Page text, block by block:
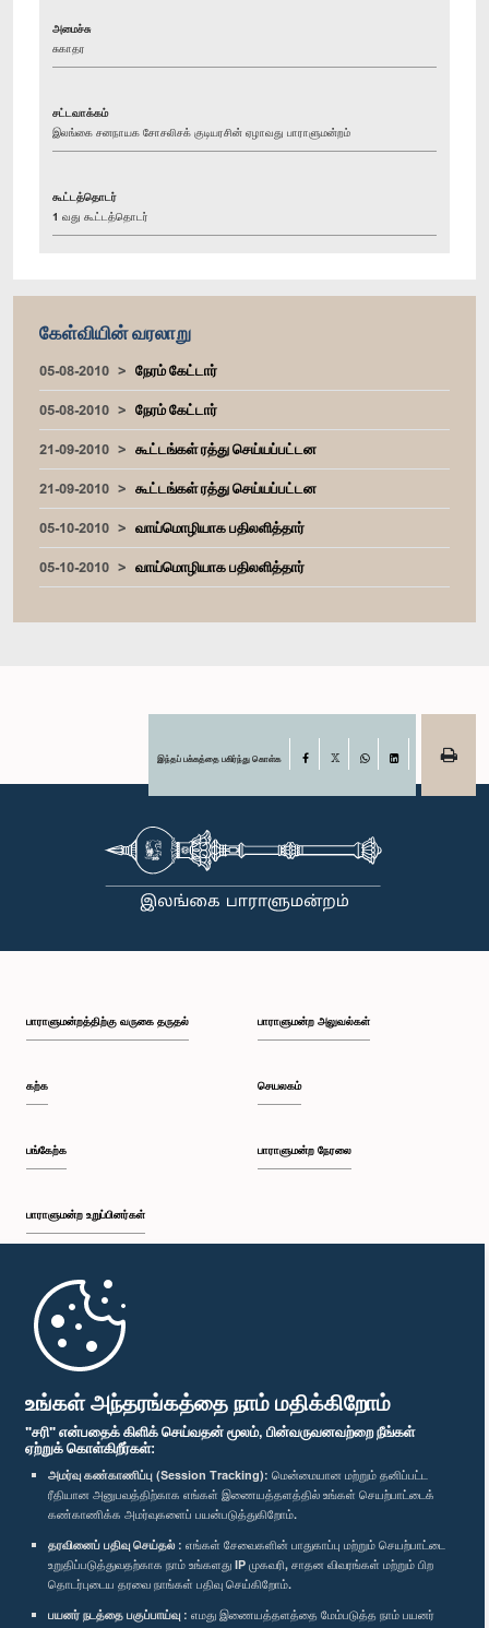
உங்கள் அந்தரங்கத்தை நாம் மதிக்கிறோம்
"சரி" என்பதைக் கிளிக் செய்வதன் மூலம், பின்வருவனவற்றை நீங்கள்
ஏற்றுக் கொள்கிறீர்கள்:
அமர்வு கண்காணிப்பு (Session Tracking): மென்மையான மற்றும் தனிப்பட்ட
ரீதியான அனுபவத்திற்காக எங்கள் இணையத்தளத்தில் உங்கள் செயற்பாட்டைக்
கண்காணிக்க அமர்வுகளைப் பயன்படுத்துகிறோம்.
தரவினைப் பதிவு செய்தல் : எங்கள் சேவைகளின் பாதுகாப்பு மற்றும் செயற்பாட்டை
உறுதிப்படுத்துவதற்காக நாம் உங்களது IP முகவரி, சாதன விவரங்கள் மற்றும் பிற
தொடர்புடைய தரவை நாங்கள் பதிவு செய்கிறோம்.
பயனர் நடத்தை பகுப்பாய்வு : எமது இணையத்தளத்தை மேம்படுத்த நாம் பயனர்
அமைச்சு
சுகாதர
சட்டவாக்கம்
இலங்கை சனநாயக சோசலிசக் குடியரசின் ஏழாவது பாராளுமன்றம்
கூட்டத்தொடர்
1 வது கூட்டத்தொடர்
கேள்வியின் வரலாறு
05-08-2010
நேரம் கேட்டார்
05-08-2010
நேரம் கேட்டார்
21-09-2010
கூட்டங்கள் ரத்து செய்யப்பட்டன
21-09-2010
கூட்டங்கள் ரத்து செய்யப்பட்டன
05-10-2010
வாய்மொழியாக பதிலளித்தார்
05-10-2010
வாய்மொழியாக பதிலளித்தார்
இந்தப் பக்கத்தை பகிர்ந்து கொள்க Facebook
பாராளுமன்றத்திற்கு வருகை தருதல்
கற்க
பங்கேற்க
பாராளுமன்ற உறுப்பினர்கள்
முதற்பக்கம்
பாராளுமன்ற அலுவல்கள்
செயலகம்
பாராளுமன்ற நேரலை
பாராளுமன்ற கையடக்க செயலி
எம்மை பின்தொடர்க :
விருதுகள்